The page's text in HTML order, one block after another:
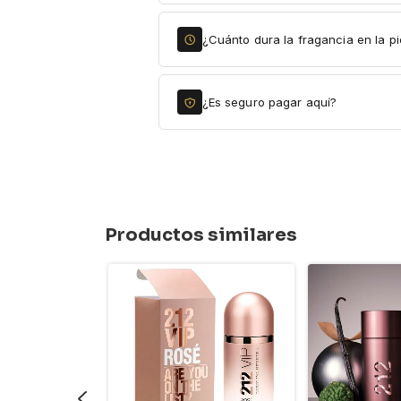
¿Cuánto dura la fragancia en la
¿Es seguro pagar aquí?
Productos similares